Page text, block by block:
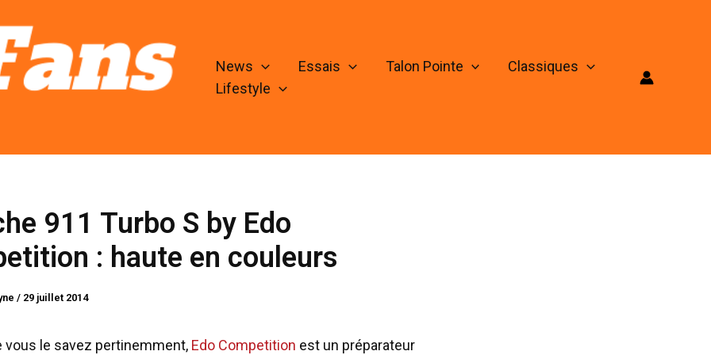
News Essais Talon Pointe
Classiques
Lifestyle
911 Turbo S by Edo
: haute en couleurs
/ 29 juillet 2014
vous le savez pertinemment, Edo Competition est un préparateur